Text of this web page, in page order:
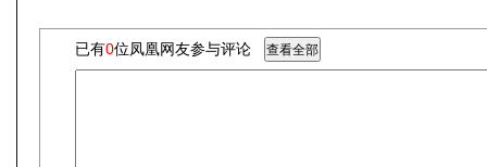
已有0位凤凰网友参与评论